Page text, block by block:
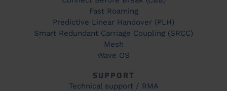
Fast Roaming
Predictive Linear Handover (PLH)
Smart Redundant Carriage Coupling (SRCC)
Mesh
Wave OS
SUPPORT
Technical support / RMA